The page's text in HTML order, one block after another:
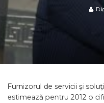
Furnizorul de servicii şi
estimează pentru 2012 o